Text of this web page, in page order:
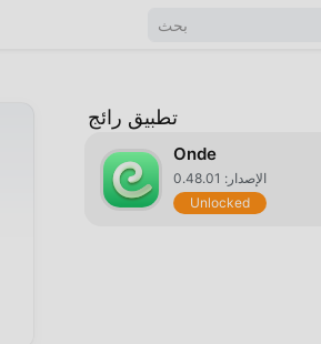
تطبيق رائج
Onde
الإصدار: 0.48.01
Unlocked